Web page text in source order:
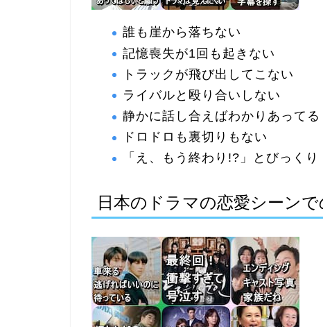
誰も崖から落ちない
記憶喪失が1回も起きない
トラックが飛び出してこない
ライバルと殴り合いしない
静かに話し合えばわかりあってる
ドロドロも裏切りもない
「え、もう終わり!?」とびっくり
日本のドラマの恋愛シーン